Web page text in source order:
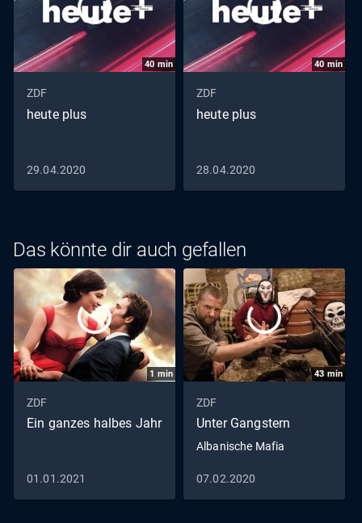
40 min
ZDF
heute plus
29.04.2020
40 min
ZDF
heute plus
28.04.2020
Das könnte dir auch gefallen
1 min
ZDF
Ein ganzes halbes Jahr
01.01.2021
43 min
ZDF
Unter Gangstern
Albanische Mafia
07.02.2020